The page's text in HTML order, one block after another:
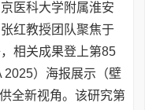
医科大学附属淮安
红教授团队聚焦于
相关成果登上第85
2025）海报展示（壁
全新视角。该研究第